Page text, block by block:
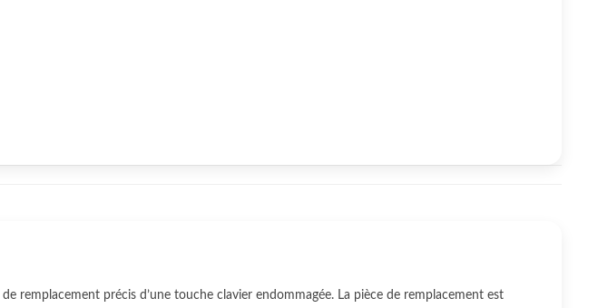
remplacement précis d’une touche clavier endommagée. La pièce de remplacement est